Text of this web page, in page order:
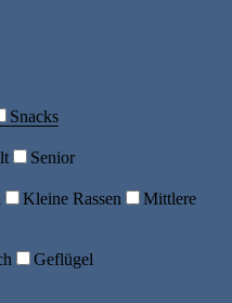
Snacks
Senior
Kleine Rassen
Mittlere
Geflügel